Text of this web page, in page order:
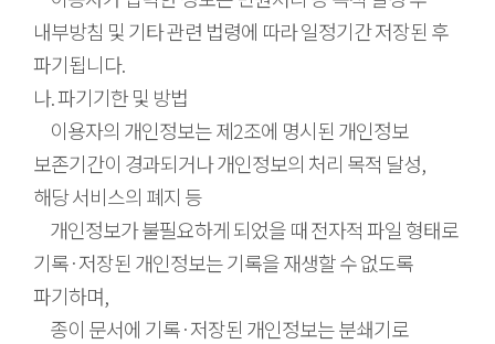
내부방침 및 기타 관련 법령에 따라 일정기간 저장된 후
파기됩니다.
나. 파기기한 및 방법
이용자의 개인정보는 제2조에 명시된 개인정보
보존기간이 경과되거나 개인정보의 처리 목적 달성,
해당 서비스의 폐지 등
개인정보가 불필요하게 되었을 때 전자적 파일 형태로
기록·저장된 개인정보는 기록을 재생할 수 없도록
파기하며,
종이 문서에 기록·저장된 개인정보는 분쇄기로